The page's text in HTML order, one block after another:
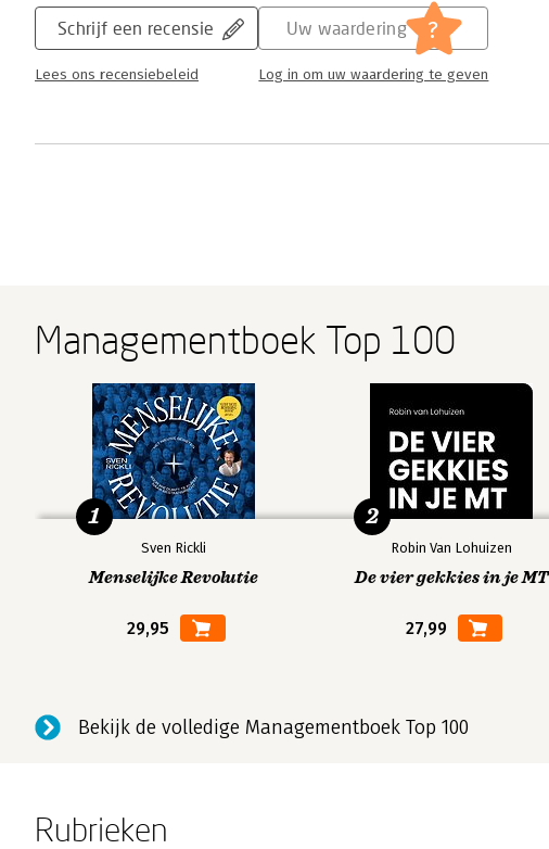
Schrijf een recensie
Lees ons recensiebeleid
Uw waardering ?
Log in om uw waardering te geven
Managementboek Top 100
Sven Rickli
Menselijke Revolutie
29,95
1
Robin Van Lohuizen
De vier gekkies in je MT
27,99
2
Bekijk de volledige Managementboek Top 100
Rubrieken